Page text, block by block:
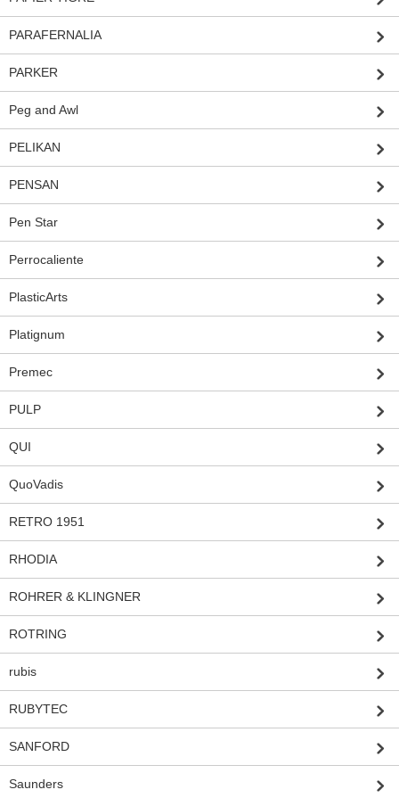
PARAFERNALIA
PARKER
Peg and Awl
PELIKAN
PENSAN
Pen Star
Perrocaliente
PlasticArts
Platignum
Premec
PULP
QUI
QuoVadis
RETRO 1951
RHODIA
ROHRER & KLINGNER
ROTRING
rubis
RUBYTEC
SANFORD
Saunders